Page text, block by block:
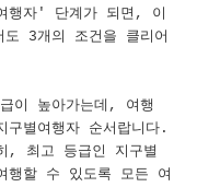
행자' 단계가 되면, 이
도 3개의 조건을 클리어
이 높아가는데, 여행
별여행자 순서랍니다.
, 최고 등급인 지구별
행할 수 있도록 모든 여